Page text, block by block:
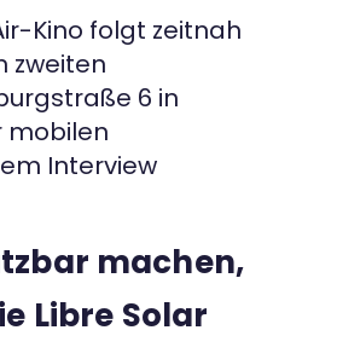
Kino folgt zeitnah
zweiten
6 in
mobilen
Interview
machen,
Libre Solar